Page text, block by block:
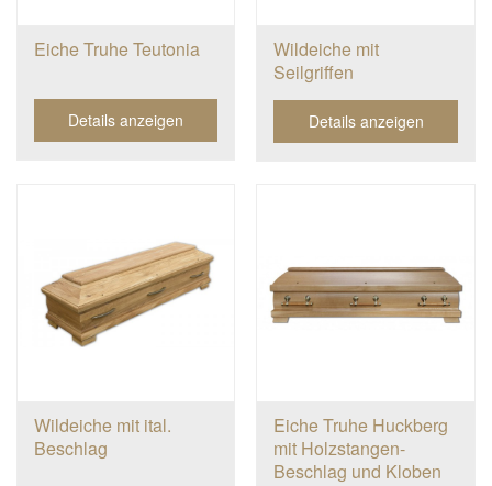
Eiche Truhe Teutonia
Details anzeigen
Wildeiche mit
Seilgriffen
Details anzeigen
Wildeiche mit ital.
Beschlag
Eiche Truhe Huckberg
mit Holzstangen-
Beschlag und Kloben